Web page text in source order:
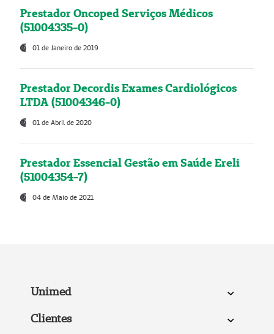
Prestador Oncoped Serviços Médicos
(51004335-0)
01 de Janeiro de 2019
Prestador Decordis Exames Cardiológicos
LTDA (51004346-0)
01 de Abril de 2020
Prestador Essencial Gestão em Saúde Ereli
(51004354-7)
04 de Maio de 2021
Unimed
Clientes